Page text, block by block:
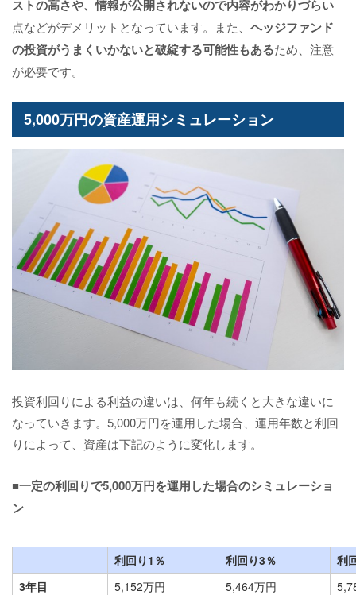
ストの高さや、情報が公開されないので内容がわかりづらい
点などがデメリットとなっています。また、 ヘッジファンド
の投資がうまくいかないと破綻する可能性もあるため、注意
が必要です。
5,000万円の資産運用シミュレーション
投資利回りによる利益の違いは、何年も続くと大きな違いに
なっていきます。5,000万円を運用した場合、運用年数と利回
りによって、資産は下記のように変化します。
■一定の利回りで5,000万円を運用した場合のシミュレーショ
ン
利回り1％ 利回り3％
利
3年目
5,152万円 5,464万円